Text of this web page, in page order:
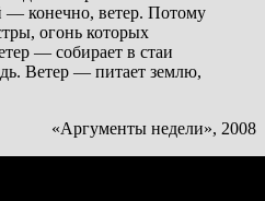
— конечно, ветер. Потому
огонь которых
— собирает в стаи
Ветер — питает землю,
«Аргументы недели», 2008